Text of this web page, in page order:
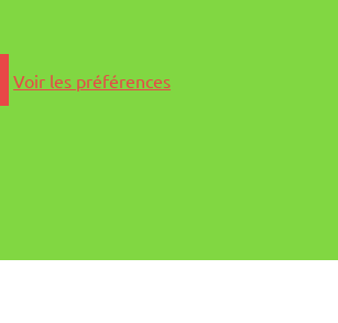
Voir les préférences